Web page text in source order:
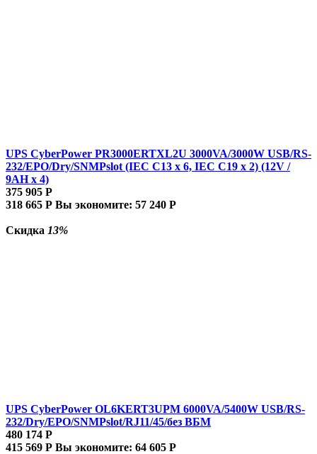
UPS CyberPower PR3000ERTXL2U 3000VA/3000W USB/RS-
232/EPO/Dry/SNMPslot (IEC C13 x 6, IEC C19 x 2) (12V /
9AH х 4)
375 905 Р
318 665 Р Вы экономите: 57 240 Р
Скидка 13%
UPS CyberPower OL6KERT3UPM 6000VA/5400W USB/RS-
232/Dry/EPO/SNMPslot/RJ11/45/без ВБМ
480 174 Р
415 569 Р Вы экономите: 64 605 Р